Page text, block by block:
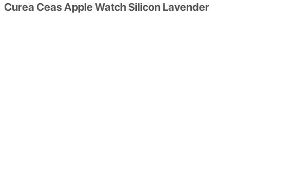
Curea Ceas Apple Watch Silicon Lavender